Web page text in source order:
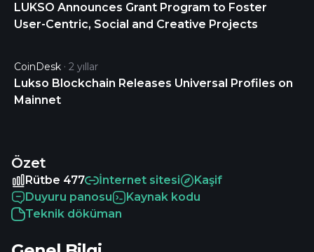
LUKSO Announces Grant Program to Foster
User-Centric, Social and Creative Projects
CoinDesk 2 yıllar
Lukso Blockchain Releases Universal Profiles on
Mainnet
Özet
Rütbe 477 İnternet sitesi
Kaşif
Duyuru panosu
Kaynak kodu
Teknik döküman